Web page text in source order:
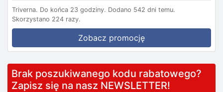
Triverna. Do końca 23 godziny. Dodano 542 dni temu.
Skorzystano 224 razy.
Zobacz promocję
Brak poszukiwanego kodu rabatowego?
Zapisz się na nasz NEWSLETTER!